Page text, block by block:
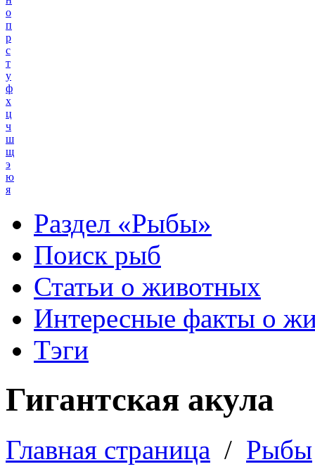
о
п
р
с
т
у
ф
х
ц
ч
ш
щ
э
ю
я
Раздел «Рыбы»
Поиск рыб
Статьи о животных
Интересные факты о
Тэги
Гигантская акула
Главная страница / Рыбы